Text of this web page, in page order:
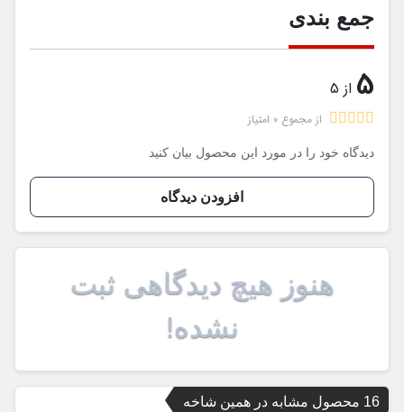
جمع بندی
5 از 5
از مجموع 0 امتیاز
دیدگاه خود را در مورد این محصول بیان کنید
افزودن دیدگاه
هنوز هیچ دیدگاهی ثبت
نشده!
16 محصول مشابه در همین شاخه